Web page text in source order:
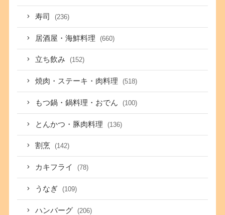
寿司 (236)
居酒屋・海鮮料理 (660)
立ち飲み (152)
焼肉・ステーキ・肉料理 (518)
もつ鍋・鍋料理・おでん (100)
とんかつ・豚肉料理 (136)
割烹 (142)
カキフライ (78)
うなぎ (109)
ハンバーグ (206)